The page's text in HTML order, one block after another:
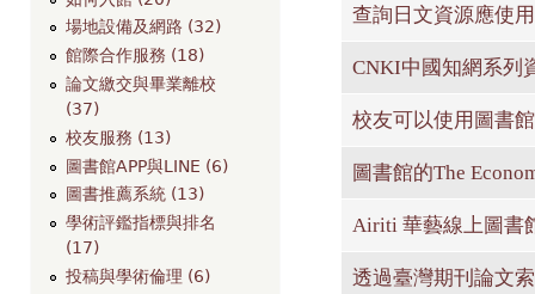
場地設備及網路 (32)
館際合作服務 (18)
論文繳交與畢業離校
(37)
校友服務 (13)
圖書館APP與LINE (6)
圖書推薦系統 (13)
學術評鑑指標與排名
(17)
投稿與學術倫理 (6)
查詢日文資源應使
CNKI中國知網系列
校友可以使用圖書
圖書館的The
Airiti 華藝線上圖書
透過臺灣期刊論文